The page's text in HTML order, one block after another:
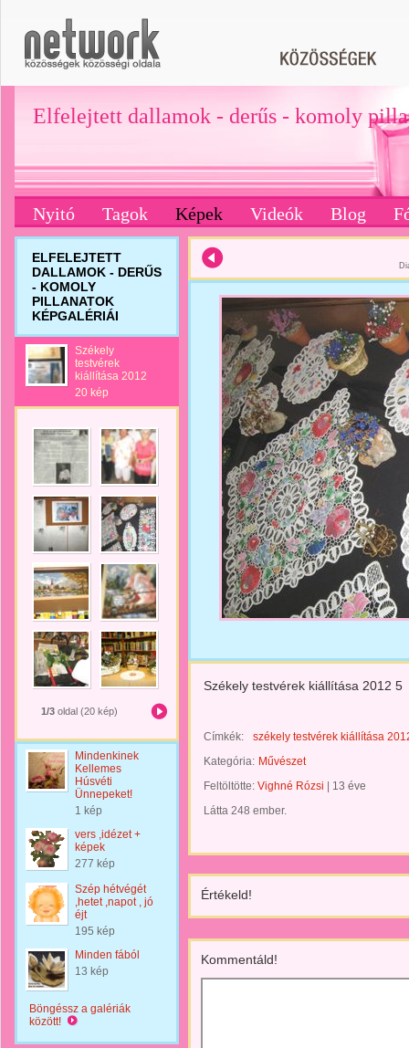
Elfelejtett dallamok - derűs - komoly
Nyitó Tagok Képek Videók Blog
ELFELEJTETT
DALLAMOK - DERŰS
- KOMOLY
PILLANATOK
KÉPGALÉRIÁI
Székely
testvérek
kiállítása 2012
20 kép
1/3 oldal (20 kép)
Mindenkinek
Kellemes
Húsvéti
Ünnepeket!
1 kép
vers ,idézet +
képek
277 kép
Szép hétvégét
,hetet ,napot , jó
éjt
195 kép
Minden fából
13 kép
Böngéssz a galériák
között!
Székely testvérek kiállítása 2012 5
Címkék:
székely testvérek kiállítása
Kategória: Művészet
Feltöltötte: Vighné Rózsi
13 éve
Látta 248 ember.
Értékeld!
Kommentáld!